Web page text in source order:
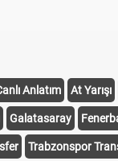
Anlatım At Yarışı
Galatasaray
Trabzonspor